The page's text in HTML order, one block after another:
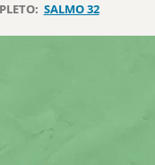
SALMO 32